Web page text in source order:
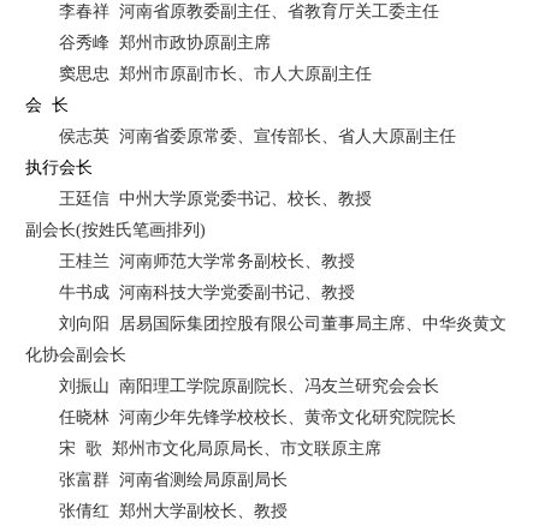
李春祥 河南省原教委副主任、省教育厅关工委主任
谷秀峰 郑州市政协原副主席
窦思忠 郑州市原副市长、市人大原副主任
会 长
侯志英 河南省委原常委、宣传部长、省人大原副主任
执行会长
王廷信 中州大学原党委书记、校长、教授
副会长(按姓氏笔画排列 )
王桂兰 河南师范大学常务副校长、教授
牛书成 河南科技大学党委副书记、教授
刘向阳
居易国际集团控股有限公司董事局主席、中华炎黄文
化协会副会长
刘振山 南阳理工学院原副院长、冯友兰研究会会长
任晓林 河南少年先锋学校校长、黄帝文化研究院院长
宋 歌 郑州市文化局原局长、市文联原主席
张富群 河南省测绘局原副局长
张倩红 郑州大学副校长、教授